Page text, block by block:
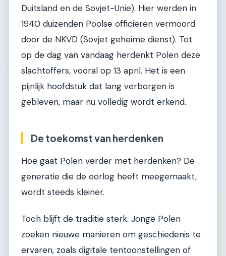
Duitsland en de Sovjet-Unie). Hier werden in
1940 duizenden Poolse officieren vermoord
door de NKVD (Sovjet geheime dienst). Tot
op de dag van vandaag herdenkt Polen deze
slachtoffers, vooral op 13 april. Het is een
pijnlijk hoofdstuk dat lang verborgen is
gebleven, maar nu volledig wordt erkend.
De toekomst van herdenken
Hoe gaat Polen verder met herdenken? De
generatie die de oorlog heeft meegemaakt,
wordt steeds kleiner.
Toch blijft de traditie sterk. Jonge Polen
zoeken nieuwe manieren om geschiedenis te
ervaren, zoals digitale tentoonstellingen of